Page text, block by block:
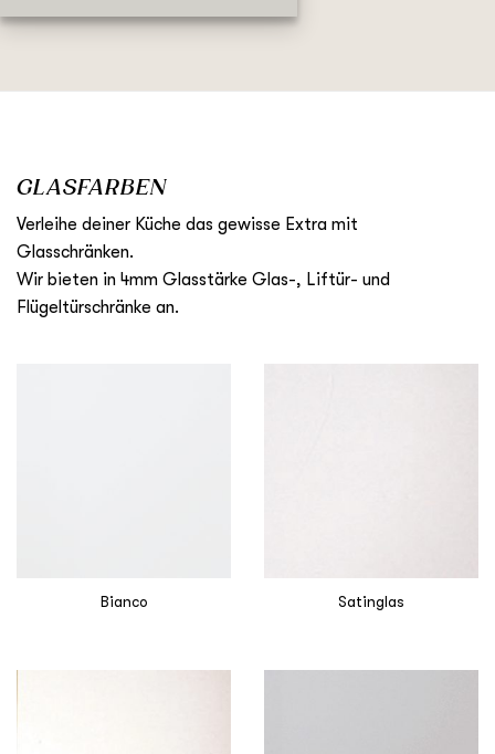
GLASFARBEN
Verleihe deiner Küche das gewisse Extra mit
Glasschränken.
Wir bieten in 4mm Glasstärke Glas-, Liftür- und
Flügeltürschränke an.
Bianco Satinglas